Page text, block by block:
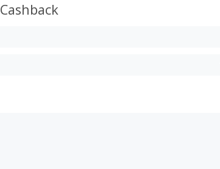
Cashback